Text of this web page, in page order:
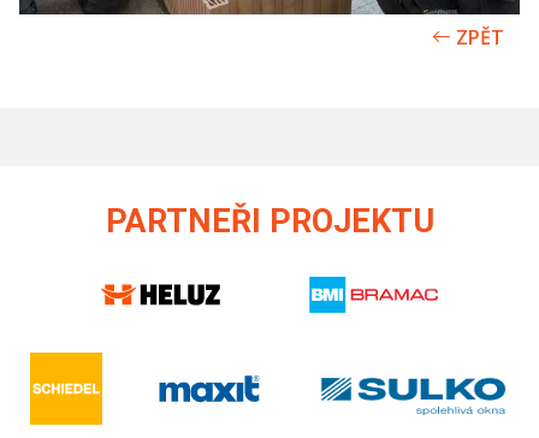
ZPĚT
PARTNEŘI PROJEKTU